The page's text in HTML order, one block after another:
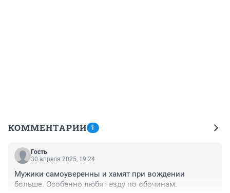
КОММЕНТАРИИ 1
Гость
30 апреля 2025, 19:24
Мужики самоуверенны и хамят при вождении
больше. Особенно любят езду по обочинам.